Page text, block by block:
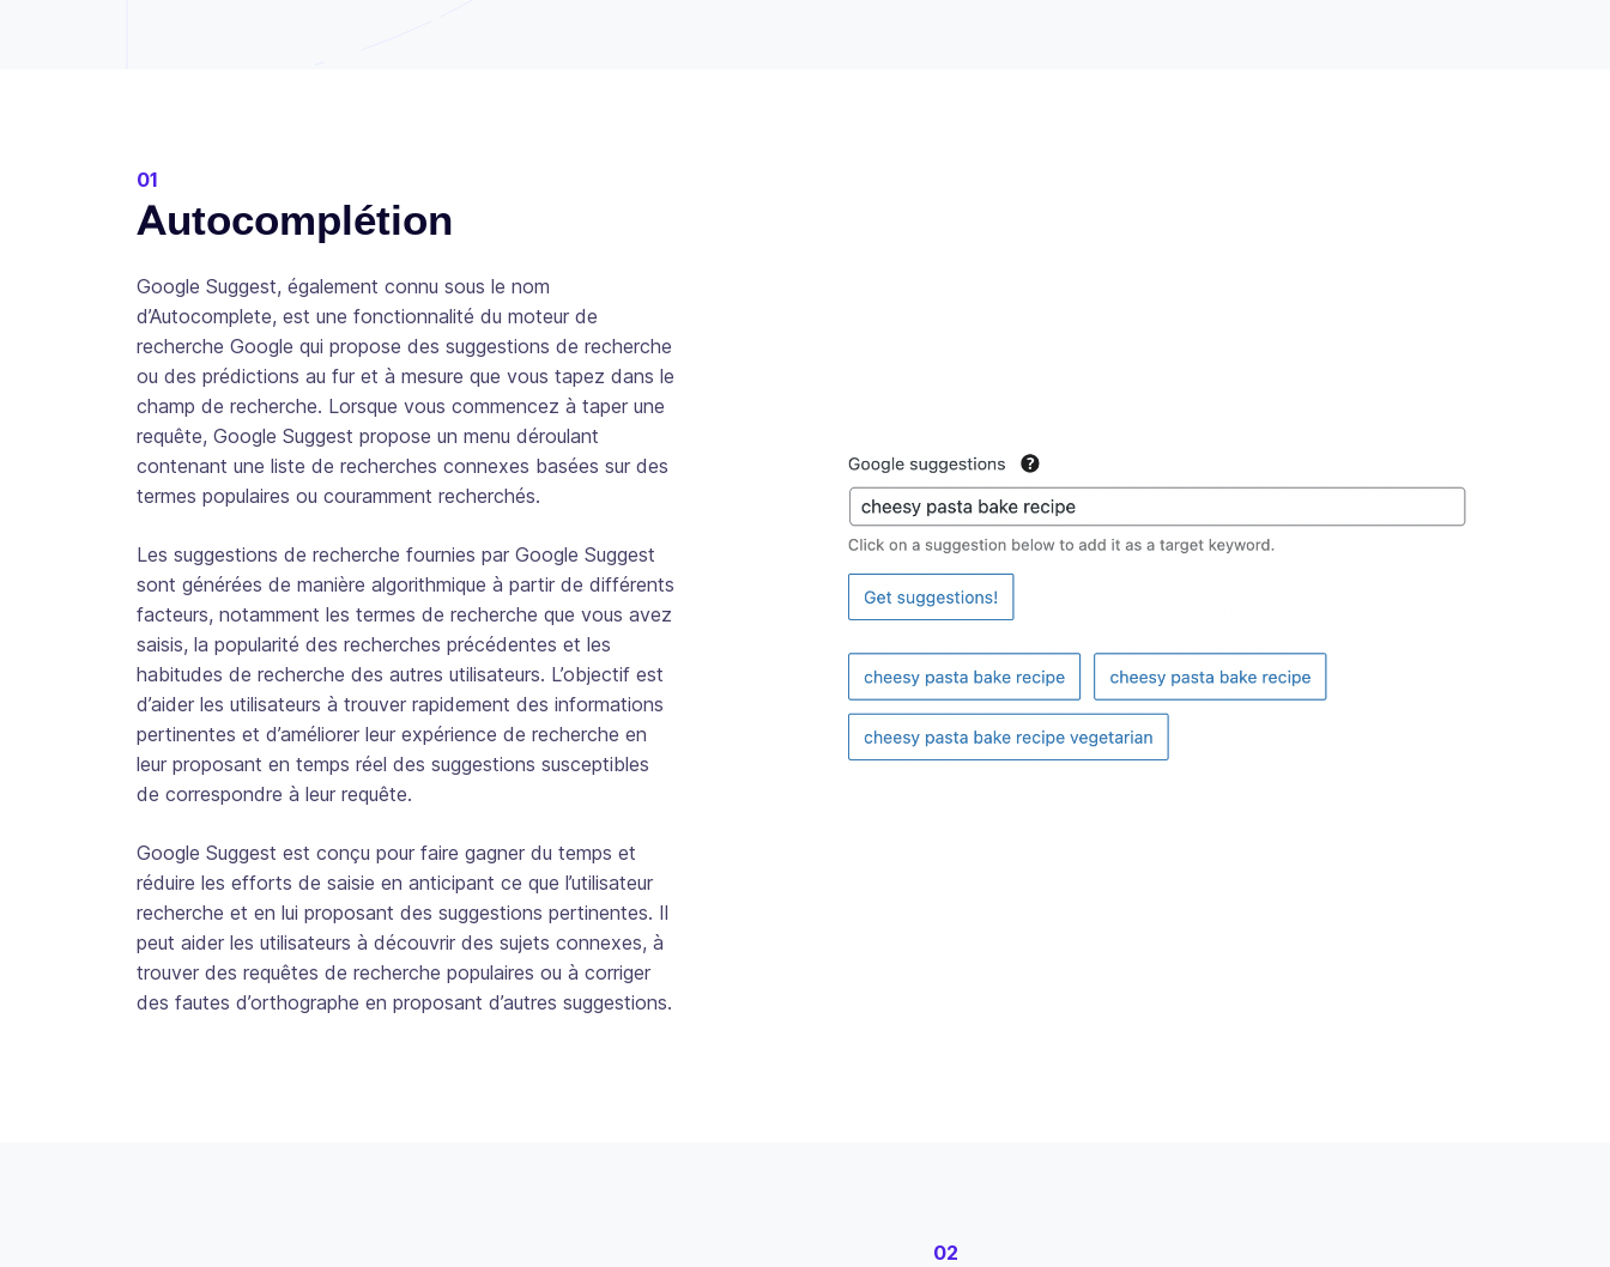
01
Autocomplétion
Google Suggest, également connu sous le nom
d’Autocomplete, est une fonctionnalité du moteur de
recherche Google qui propose des suggestions de recherche
ou des prédictions au fur et à mesure que vous tapez dans le
champ de recherche. Lorsque vous commencez à taper une
requête, Google Suggest propose un menu déroulant
contenant une liste de recherches connexes basées sur des
termes populaires ou couramment recherchés.
Les suggestions de recherche fournies par Google Suggest
sont générées de manière algorithmique à partir de différents
facteurs, notamment les termes de recherche que vous avez
saisis, la popularité des recherches précédentes et les
habitudes de recherche des autres utilisateurs. L’objectif est
d’aider les utilisateurs à trouver rapidement des informations
pertinentes et d’améliorer leur expérience de recherche en
leur proposant en temps réel des suggestions susceptibles
de correspondre à leur requête.
Google Suggest est conçu pour faire gagner du temps et
réduire les efforts de saisie en anticipant ce que l’utilisateur
recherche et en lui proposant des suggestions pertinentes. Il
peut aider les utilisateurs à découvrir des sujets connexes, à
trouver des requêtes de recherche populaires ou à corriger
des fautes d’orthographe en proposant d’autres suggestions.
02